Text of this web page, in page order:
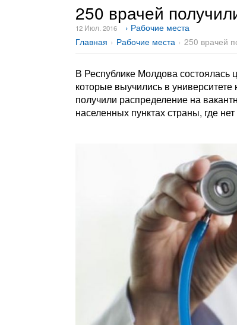
250 врачей
12 Июл. 2016
› Рабочие места
Главная
Рабочие места 250 врачей
В Республике Молдова
которые выучились в
получили распределение на
населенных пунктах страны, где